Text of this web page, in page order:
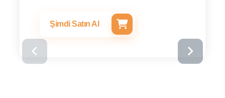
Şimdi Satın Al